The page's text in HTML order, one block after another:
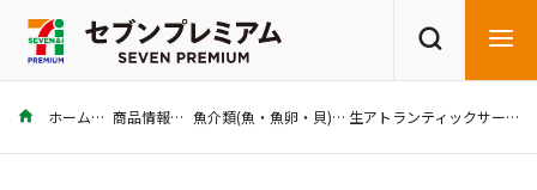
ホーム 商品情報 魚介類(魚・魚卵・貝) 生アトランティックサーモン